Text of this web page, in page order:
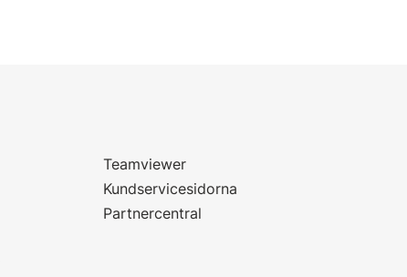
Teamviewer
Kundservicesidorna
Partnercentral